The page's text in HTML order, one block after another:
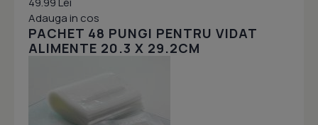
Adauga in cos
PACHET 48 PUNGI PENTRU VIDAT
ALIMENTE 20.3 X 29.2CM